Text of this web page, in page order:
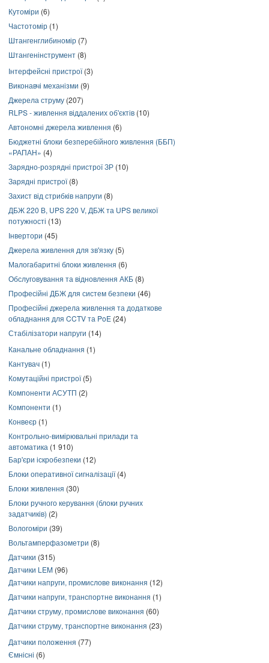
Кутоміри (6)
Частотомір (1)
Штангенглибиномір (7)
Штангенінструмент (8)
Інтерфейсні пристрої(3)
Виконавчі механізми (9)
Джерела струму (207)
RLPS - живлення віддалених об'єктів (10)
Автономні джерела живлення (6)
Бюджетні блоки безперебійного живлення (ББП)
«РАПАН» (4)
Зарядно-розрядні пристрої ЗР (10)
Зарядні пристрої(8)
Захист від стрибків напруги (8)
ДБЖ 220 В, UPS 220 V, ДБЖ та UPS великої
потужності (13)
Інвертори (45)
Джерела живлення для зв'язку (5)
Малогабаритні блоки живлення (6)
Обслуговування та відновлення АКБ (8)
Професійні ДБЖ для систем безпеки (46)
Професійні джерела живлення та додаткове
обладнання для CCTV та PoE (24)
Стабілізатори напруги (14)
Канальне обладнання (1)
Кантувач (1)
Комутаційні пристрої(5)
Компоненти АСУТП (2)
Компоненти (1)
Конвеєр (1)
Контрольно-вимірювальні прилади та
автоматика (1 910)
Бар'єри іскробезпеки (12)
Блоки оперативної сигналізації(4)
Блоки живлення (30)
Блоки ручного керування (блоки ручних
задатчиків) (2)
Вологоміри (39)
Вольтамперфазометри (8)
Датчики (315)
Датчики LEM (96)
Датчики напруги, промислове виконання (12)
Датчики напруги, транспортне виконання (1)
Датчики струму, промислове виконання (60)
Датчики струму, транспортне виконання (23)
Датчики положення (77)
Ємнісні (6)